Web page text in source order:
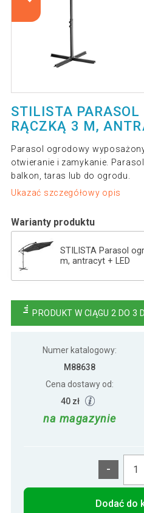
STILISTA PARASOL
RĄCZKĄ 3 M,
Parasol ogrodowy
otwieranie i zamykanie.
balkon, taras lub do ogrodu.
Ukazać szczegółowy opis
Warianty produktu
STILISTA Parasol
m, antracyt + LED
zielony + LED
m, czerwony + LED
STILISTA Parasol
m, khaki + LED
PRODUKT W CIĄGU 2 DO 3
Numer katalogowy:
M88638
Cena dostawy od:
40 zł
na magazynie
-
Dodać do